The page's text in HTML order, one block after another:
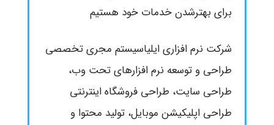
برای بهترشدن خدمات خود هستیم
شرکت نرم افزاری ایلیاسیستم مجری تخصصی
طراحی و توسعه نرم افزارهای تحت وب،
طراحی سایت، طراحی فروشگاه اینترنتی
طراحی اپلیکیشن موبایل، تولید محتوا و